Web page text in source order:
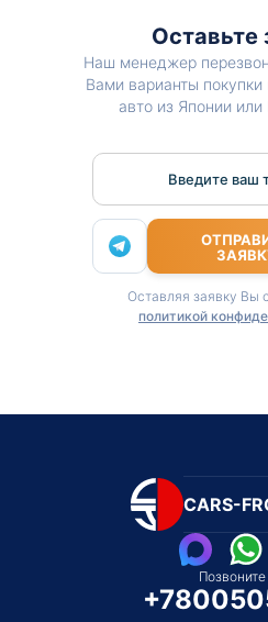
Оставьте
Наш менеджер
Вами варианты
авто из Японии
Введите ваш
Оставляя заявку Вы
политикой
CARS-